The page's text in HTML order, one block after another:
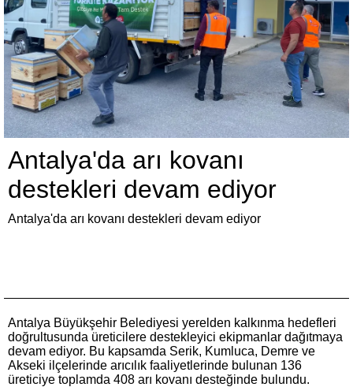
Antalya'da arı kovanı
destekleri devam ediyor
Antalya'da arı kovanı destekleri devam ediyor
Antalya Büyükşehir Belediyesi yerelden kalkınma hedefleri
doğrultusunda üreticilere destekleyici ekipmanlar dağıtmaya
devam ediyor. Bu kapsamda Serik, Kumluca, Demre ve
Akseki ilçelerinde arıcılık faaliyetlerinde bulunan 136
üreticiye toplamda 408 arı kovanı desteğinde bulundu.